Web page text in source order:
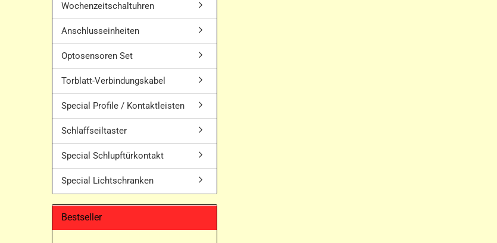
Wochenzeitschaltuhren
Anschlusseinheiten
Optosensoren Set
Torblatt-Verbindungskabel
Special Profile / Kontaktleisten
Schlaffseiltaster
Special Schlupftürkontakt
Special Lichtschranken
Bestseller